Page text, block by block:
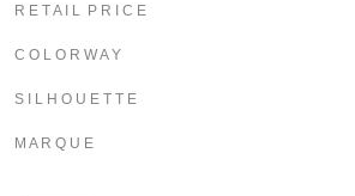
R E T A I L P R I C E
C O L O R W A Y
S I L H O U E T T E
M A R Q U E